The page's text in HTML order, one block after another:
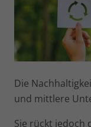
Die
und mittlere
Sie rückt jedoch